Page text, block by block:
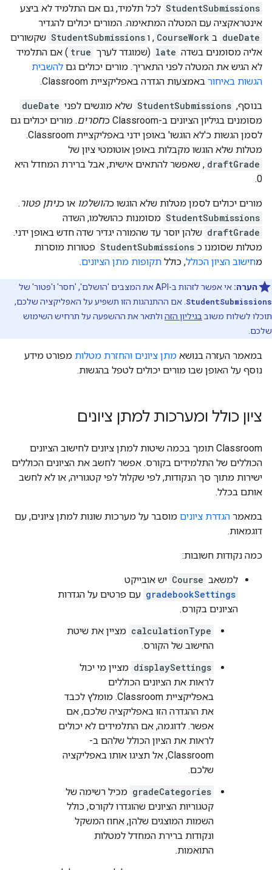
StudentSubmissions לכל תלמיד, גם אם התלמיד לא ביצע
אינטראקציה עם המטלה המתאימה. המורים יכולים להגדיר
dueDate ב CourseWork , ו StudentSubmissions שקשורים
אליה מסומנים בשדה late (שמוגדר לערך true ) אם התלמיד
לא הגיש את המטלה לפני התאריך. מורים יכולים גם להשבית
הגשות באיחור באמצעות הגדרה באפליקציית Classroom.
בנוסף, StudentSubmissions שלא מוגשים לפני dueDate
מסומנים בגיליון הציונים ב-Classroom כ
חסרים. מורים יכולים גם
לסמן הגשות כ'לא הוגשו' באופן ידני באפליקציית Classroom.
מטלות שלא הוגשו מקבלות באופן אוטומטי ציון של
draftGrade , שאפשר להתאים אישית, אבל ברירת המחדל היא
0.
מורים יכולים לסמן מטלות שלא הוגשו כהושלמו או כניתן פטור .
StudentSubmissions מסומנות כהושלמו, השדה
draftGrade שלהן יוסר עד שהמורה יגדיר שדה חדש באופן ידני.
מטלות שסומנו כ StudentSubmissions פטורות מוסרות
מחישוב הציון הכולל, כולל תקופות מתן הציונים.
הערה: אי אפשר לזהות ב-API את המצבים 'הושלם', 'חסר' ו'פטור' של
StudentSubmissions . אם ההתנהגות הזו תשפיע על האפליקציה שלכם,
תוכלו לשלוח משוב בגיליון הזה ולתאר את ההשפעה על תרחיש השימוש
שלכם.
במאמר העזרה בנושא מתן ציונים והחזרת מטלות מפורט מידע
נוסף על האופן שבו מורים יכולים לטפל בהגשות.
ציון כולל ומערכות למתן ציונים
‫Classroom תומך בכמה שיטות למתן ציונים לחישוב הציונים
הכוללים של התלמידים בקורס. אפשר לחשב את הציונים הכוללים
ישירות מתוך סך הנקודות, לפי שקלול לפי קטגוריה, או לא לחשב
אותם בכלל.
במאמר הגדרת ציונים מוסבר על מערכות שונות למתן ציונים, עם
דוגמאות.
כמה נקודות חשובות:
למשאב Course יש אובייקט
gradebookSettings עם פרטים על הגדרות
הציונים בקורס.
calculationType מציין את שיטת
החישוב של הקורס.
displaySettings מציין מי יכול
לראות את הציונים הכוללים
באפליקציית Classroom. מומלץ לכבד
את ההגדרה הזו באפליקציה שלכם, אם
אפשר. לדוגמה, אם התלמידים לא יכולים
לראות את הציון הכולל שלהם ב-
Classroom, אל תציגו אותו באפליקציה
שלכם.
gradeCategories מכיל רשימה של
קטגוריות הציונים שהוגדרו לקורס, כולל
השמות המוצגים שלהן, אחוז המשקל
ונקודות ברירת המחדל למטלות
התואמות.